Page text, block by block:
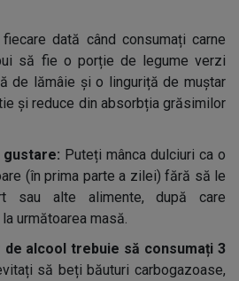
fiecare dată când consumați carne
să fie o porție de legume verzi
de lămâie și o linguriță de muștar
și reduce din absorbția grăsimilor
gustare: Puteți mânca dulciuri ca o
(în prima parte a zilei) fără să le
sau alte alimente, după care
următoarea masă.
de alcool trebuie să consumați 3
să beți băuturi carbogazoase,